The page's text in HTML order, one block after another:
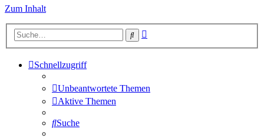
Zum Inhalt
Suche
Schnellzugriff
Unbeantwortete Themen
Aktive Themen
Suche